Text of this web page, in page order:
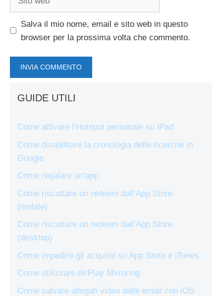
Salva il mio nome, email e sito web in questo
browser per la prossima volta che commento.
GUIDE UTILI
Come attivare l’Hotspot personale su iPad
Come disabilitare la cronologia delle ricerche in
Google
Come regalare un’app
Come riscattare un redeem dall’App Store
(mobile)
Come riscattare un redeem dall’App Store
(desktop)
Come impedire gli acquisti su App Store e iTunes
Come utilizzare AirPlay Mirroring
Come salvare allegati video dalle email con iOS